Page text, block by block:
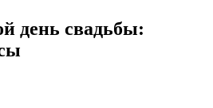
день свадьбы: